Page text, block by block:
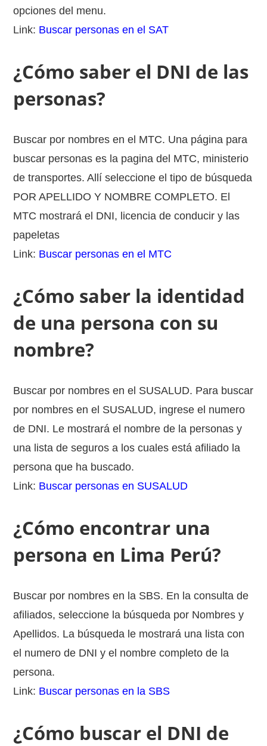
opciones del menu.
Link: Buscar personas en el SAT
¿Cómo saber el DNI de las
personas?
Buscar por nombres en el MTC. Una página para
buscar personas es la pagina del MTC, ministerio
de transportes. Allí seleccione el tipo de búsqueda
POR APELLIDO Y NOMBRE COMPLETO. El
MTC mostrará el DNI, licencia de conducir y las
papeletas
Link: Buscar personas en el MTC
¿Cómo saber la identidad
de una persona con su
nombre?
Buscar por nombres en el SUSALUD. Para buscar
por nombres en el SUSALUD, ingrese el numero
de DNI. Le mostrará el nombre de la personas y
una lista de seguros a los cuales está afiliado la
persona que ha buscado.
Link: Buscar personas en SUSALUD
¿Cómo encontrar una
persona en Lima Perú?
Buscar por nombres en la SBS. En la consulta de
afiliados, seleccione la búsqueda por Nombres y
Apellidos. La búsqueda le mostrará una lista con
el numero de DNI y el nombre completo de la
persona.
Link: Buscar personas en la SBS
¿Cómo buscar el DNI de